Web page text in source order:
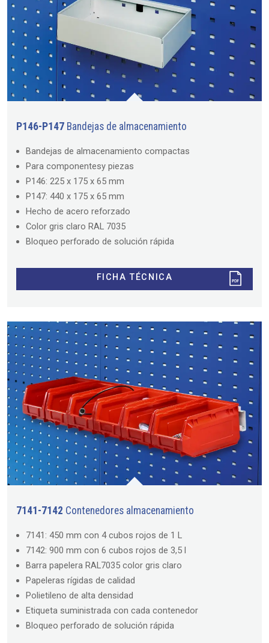
P146-P147 Bandejas de almacenamiento
Bandejas de almacenamiento compactas
Para componentesy piezas
P146: 225 x 175 x 65 mm
P147: 440 x 175 x 65 mm
Hecho de acero reforzado
Color gris claro RAL 7035
Bloqueo perforado de solución rápida
FICHA TÉCNICA
7141-7142 Contenedores almacenamiento
7141: 450 mm con 4 cubos rojos de 1 L
7142: 900 mm con 6 cubos rojos de 3,5 l
Barra papelera RAL7035 color gris claro
Papeleras rígidas de calidad
Polietileno de alta densidad
Etiqueta suministrada con cada contenedor
Bloqueo perforado de solución rápida